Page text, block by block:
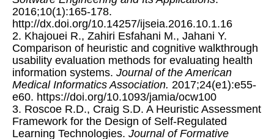
2016;10(1):165-178.
http://dx.doi.org/10.14257/ijseia.2016.10.1.16
2. Khajouei R., Zahiri Esfahani M., Jahani Y.
Comparison of heuristic and cognitive walkthrough
usability evaluation methods for evaluating health
information systems. Journal of the American
Medical Informatics Association. 2017;24(e1):e55-
e60. https://doi.org/10.1093/jamia/ocw100
3. Roscoe R.D., Craig S.D. A Heuristic Assessment
Framework for the Design of Self-Regulated
Learning Technologies. Journal of Formative